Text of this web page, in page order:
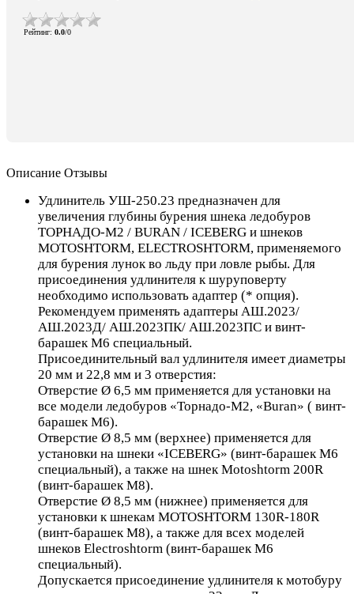
Рейтинг: 0.0/0
Описание Отзывы
Удлинитель УШ-250.23 предназначен для
увеличения глубины бурения шнека ледобуров
ТОРНАДО-М2 / BURAN / ICEBERG и шнеков
MOTOSHTORM, ELECTROSHTORM, применяемого
для бурения лунок во льду при ловле рыбы. Для
присоединения удлинителя к шуруповерту
необходимо использовать адаптер (* опция).
Рекомендуем применять адаптеры АШ.2023/
АШ.2023Д/ АШ.2023ПК/ АШ.2023ПС и винт-
барашек М6 специальный.
Присоединительный вал удлинителя имеет диаметры
20 мм и 22,8 мм и 3 отверстия:
Отверстие Ø 6,5 мм применяется для установки на
все модели ледобуров «Торнадо-М2, «Buran» ( винт-
барашек М6).
Отверстие Ø 8,5 мм (верхнее) применяется для
установки на шнеки «ICEBERG» (винт-барашек М6
специальный), а также на шнек Motoshtorm 200R
(винт-барашек М8).
Отверстие Ø 8,5 мм (нижнее) применяется для
установки к шнекам MOTOSHTORM 130R-180R
(винт-барашек М8), а также для всех моделей
шнеков Electroshtorm (винт-барашек М6
специальный).
Допускается присоединение удлинителя к мотобуру